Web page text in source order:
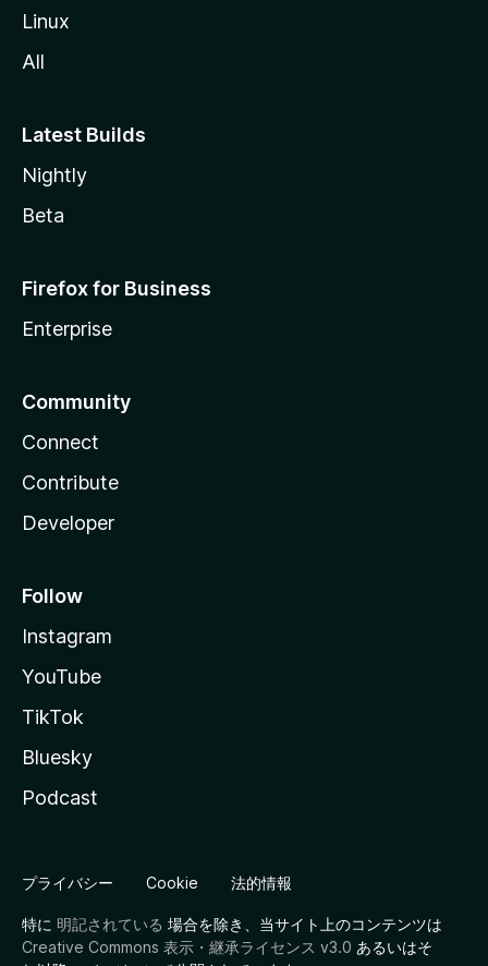
Linux
All
Latest Builds
Nightly
Beta
Firefox for Business
Enterprise
Community
Connect
Contribute
Developer
Follow
Instagram
YouTube
TikTok
Bluesky
Podcast
プライバシー Cookie 法的情報
特に 明記されている 場合を除き、当サイト上のコンテンツは
Creative Commons 表示・継承ライセンス v3.0 あるいはそ